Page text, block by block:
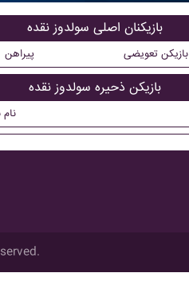
بازیکنان اصلی سولدوز نقده
پیراهن بازیکن تعویضی
بازیکن ذحیره سولدوز نقده